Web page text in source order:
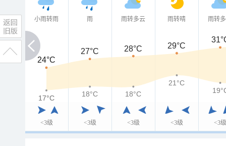
小雨转雨
<3级
雨
<3级
雨转多云
<3级
雨转晴
<3级
雨转
<3级
24°C
24°C
27°C 28°C 29°C
17°C
17°C 18°C 18°C
21°C